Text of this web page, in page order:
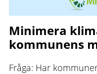
Minimera
kommunens
Fråga: Har